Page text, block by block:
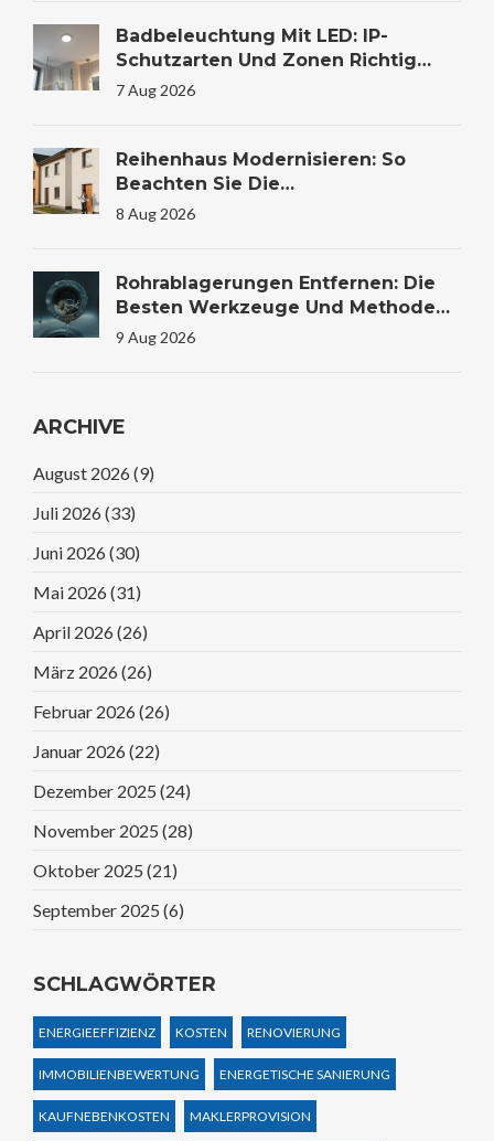
Badbeleuchtung Mit LED: IP-
Schutzarten Und Zonen Richtig
Wählen
7 Aug 2026
Reihenhaus Modernisieren: So
Beachten Sie Die
Gemeinschaftsregeln Und Das
8 Aug 2026
Rohrablagerungen Entfernen: Die
Besten Werkzeuge Und Methoden
Für Saubere Leitungen
9 Aug 2026
ARCHIVE
August 2026 (9)
Juli 2026 (33)
Juni 2026 (30)
Mai 2026 (31)
April 2026 (26)
März 2026 (26)
Februar 2026 (26)
Januar 2026 (22)
Dezember 2025 (24)
November 2025 (28)
Oktober 2025 (21)
September 2025 (6)
SCHLAGWÖRTER
ENERGIEEFFIZIENZ KOSTEN RENOVIERUNG
IMMOBILIENBEWERTUNG ENERGETISCHE SANIERUNG
KAUFNEBENKOSTEN MAKLERPROVISION